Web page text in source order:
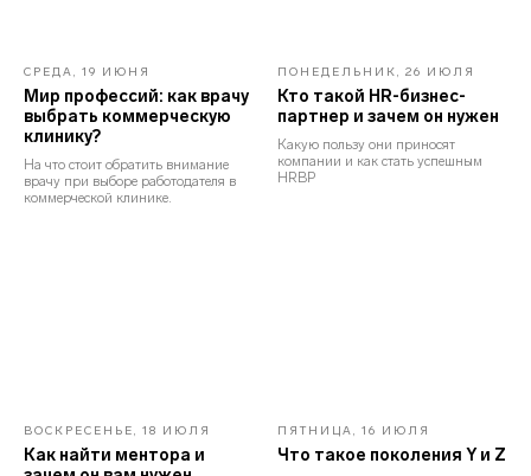
СРЕДА, 19 ИЮНЯ
Мир профессий: как врачу
выбрать коммерческую
клинику?
На что стоит обратить внимание
врачу при выборе работодателя в
коммерческой клинике.
ПОНЕДЕЛЬНИК, 26 ИЮЛЯ
Кто такой HR-бизнес-
партнер и зачем он нужен
Какую пользу они приносят
компании и как стать успешным
HRBP
ВОСКРЕСЕНЬЕ, 18 ИЮЛЯ
Как найти ментора и
ПЯТНИЦА, 16 ИЮЛЯ
Что такое поколения Y и Z